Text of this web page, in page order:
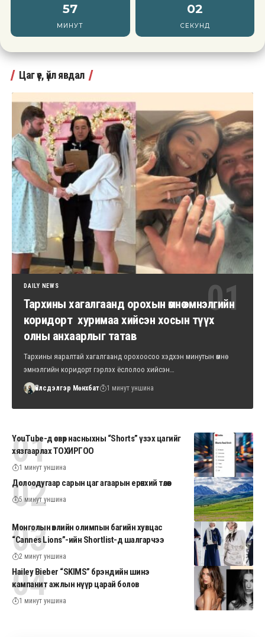
57
МИНУТ
00
СЕКУНД
Цаг үе, үйл явдал
DAILY NEWS
Тархины хагалгаанд орохын өмнө эмнэлгийн
коридорт хуримаа хийсэн хосын түүх
олны анхаарлыг татав
Тархины яаралтай хагалгаанд орохоосоо хэдхэн минутын өмнө
эмнэлгийн коридорт гэрлэх ёслолоо хийсэн…
Үйлсдэлгэр Мөнхбат 1 минут уншина
YouTube-д өсвөр насныхны “Shorts” үзэх цагийг
хязгаарлах ТОХИРГОО
1 минут уншина
Долоодугаар сарын цаг агаарын ерөнхий төлөв
5 минут уншина
Монголын өвлийн олимпын багийн хувцас
“Cannes Lions”-ийн Shortlist-д шалгарчээ
2 минут уншина
Hailey Bieber “SKIMS” брэндийн шинэ
кампанит ажлын нүүр царай болов
1 минут уншина